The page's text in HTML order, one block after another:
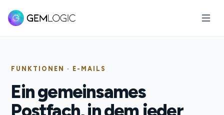
FUNKTIONEN · E-MAILS
Ein gemeinsames